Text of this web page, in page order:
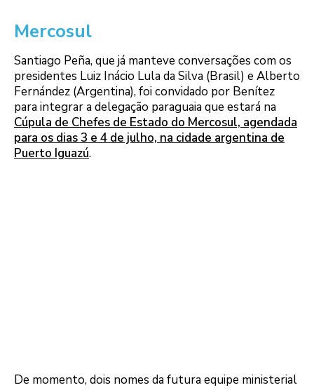
Mercosul
Santiago Peña, que já manteve conversações com os
presidentes Luiz Inácio Lula da Silva (Brasil) e Alberto
Fernández (Argentina), foi convidado por Benítez
para integrar a delegação paraguaia que estará na
Cúpula de Chefes de Estado do Mercosul, agendada
para os dias 3 e 4 de julho, na cidade argentina de
Puerto Iguazú.
De momento, dois nomes da futura equipe ministerial